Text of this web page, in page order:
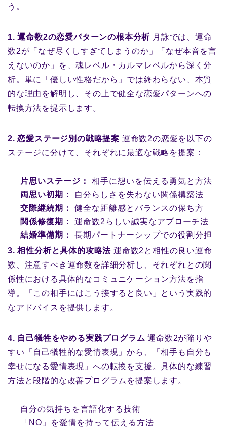
う。
1. 運命数2の恋愛パターンの根本分析 月詠では、運命
数2が「なぜ尽くしすぎてしまうのか」「なぜ本音を言
えないのか」を、魂レベル・カルマレベルから深く分
析。単に「優しい性格だから」では終わらない、本質
的な理由を解明し、その上で健全な恋愛パターンへの
転換方法を提示します。
2. 恋愛ステージ別の戦略提案 運命数2の恋愛を以下の
ステージに分けて、それぞれに最適な戦略を提案：
片思いステージ：
相手に想いを伝える勇気と方法
両思い初期：
自分らしさを失わない関係構築法
交際継続期：
健全な距離感とバランスの保ち方
関係修復期：
運命数2らしい誠実なアプローチ法
結婚準備期：
長期パートナーシップでの役割分担
3. 相性分析と具体的攻略法 運命数2と相性の良い運命
数、注意すべき運命数を詳細分析し、それぞれとの関
係性における具体的なコミュニケーション方法を指
導。「この相手にはこう接すると良い」という実践的
なアドバイスを提供します。
4. 自己犠牲をやめる実践プログラム 運命数2が陥りや
すい「自己犠牲的な愛情表現」から、「相手も自分も
幸せになる愛情表現」への転換を支援。具体的な練習
方法と段階的な改善プログラムを提案します。
自分の気持ちを言語化する技術
「NO」を愛情を持って伝える方法